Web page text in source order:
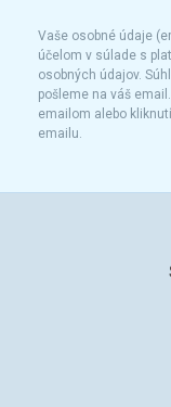
Vaše osobné údaje
účelom v súlade s
osobných údajov.
pošleme na váš
emailom alebo
emailu.